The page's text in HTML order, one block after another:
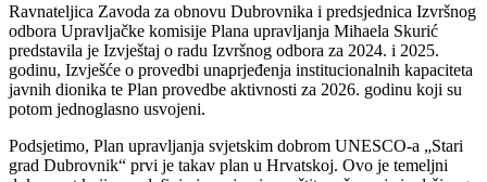
Ravnateljica Zavoda za obnovu Dubrovnika i predsjednica Izvršnog
odbora Upravljačke komisije Plana upravljanja Mihaela Skurić
predstavila je Izvještaj o radu Izvršnog odbora za 2024. i 2025.
godinu, Izvješće o provedbi unaprjeđenja institucionalnih kapaciteta
javnih dionika te Plan provedbe aktivnosti za 2026. godinu koji su
potom jednoglasno usvojeni.
Podsjetimo, Plan upravljanja svjetskim dobrom UNESCO-a „Stari
grad Dubrovnik“ prvi je takav plan u Hrvatskoj. Ovo je temeljni